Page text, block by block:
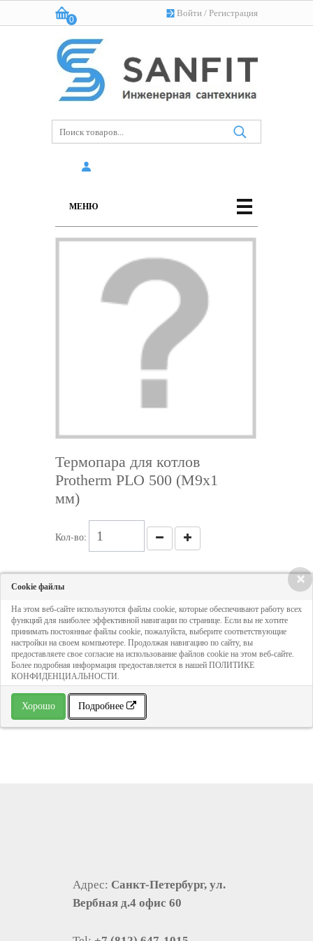
Войти / Регистрация
Корзина:
0
(пусто)
МЕНЮ
Термопара для котлов
Protherm PLO 500 (M9x1
мм)
Кол-во:
ДОБАВИТЬ В КОРЗИНУ
» В избранное
Адрес: Санкт-Петербург, ул.
Вербная д.4 офис 60
×
Cookie файлы
На этом веб-сайте используются файлы cookie, которые обеспечивают работу всех
функций для наиболее эффективной навигации по странице. Если вы не хотите
принимать постоянные файлы cookie, пожалуйста, выберите соответствующие
настройки на своем компьютере. Продолжая навигацию по сайту, вы
предоставляете свое согласие на использование файлов cookie на этом веб-сайте.
Более подробная информация предоставляется в нашей ПОЛИТИКЕ
КОНФИДЕНЦИАЛЬНОСТИ.
Хорошо Подробнее